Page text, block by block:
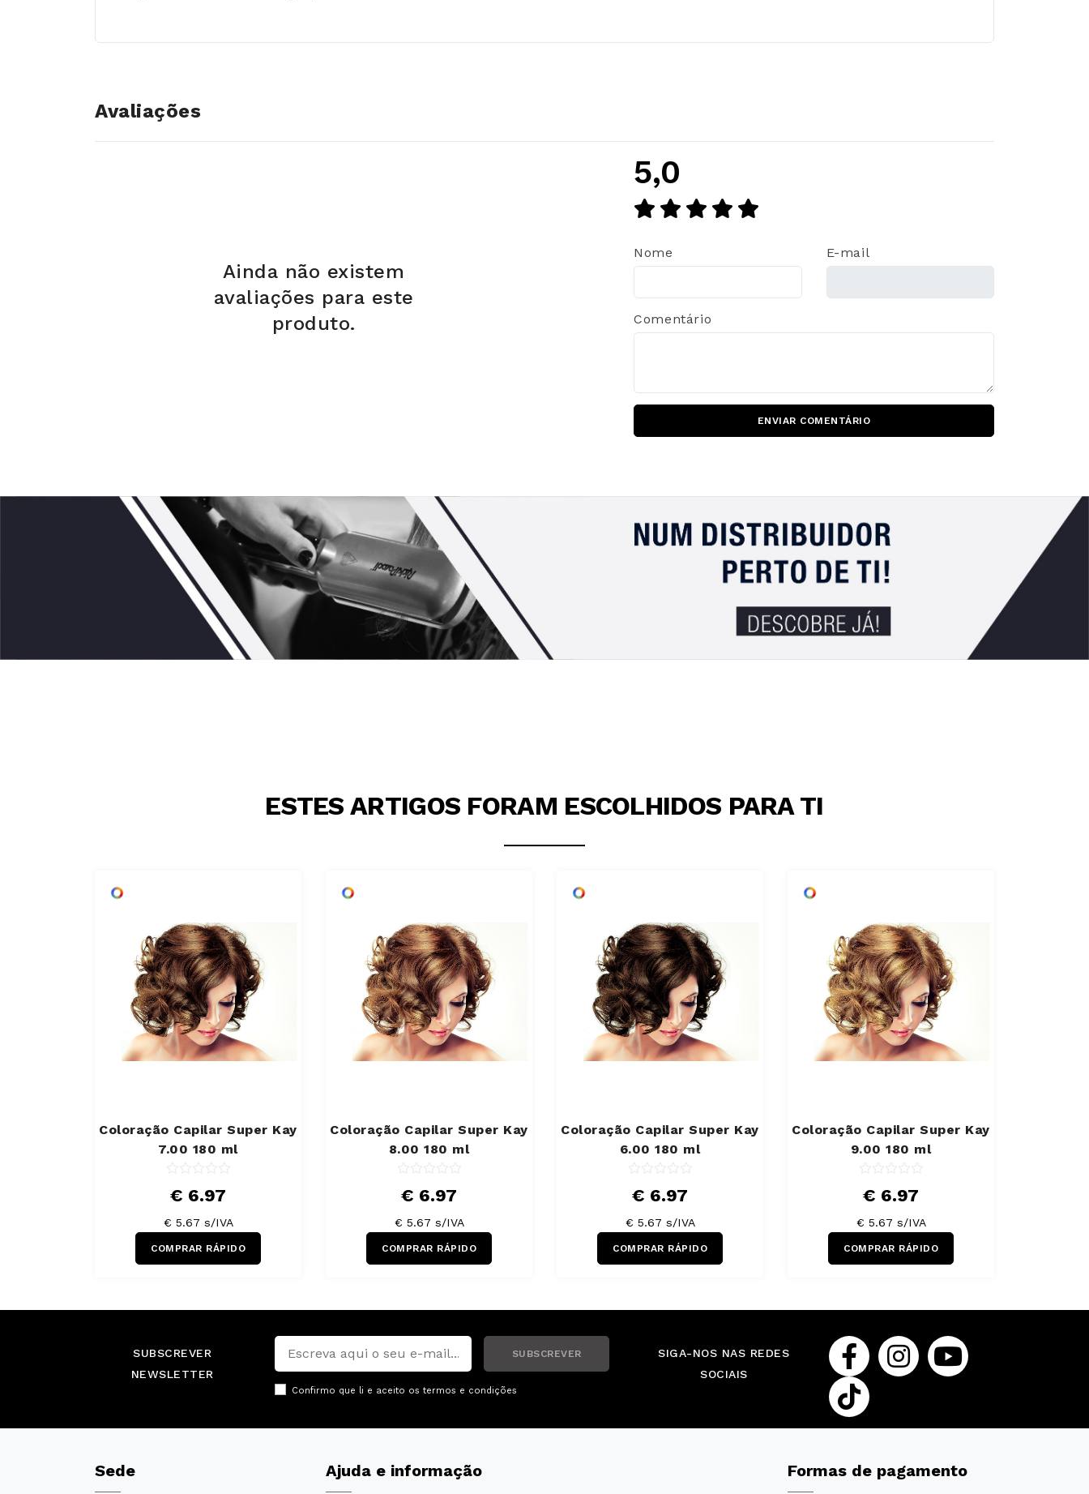
Avaliações
Ainda não existem
avaliações para este
produto.
5,0
Nome E-mail
Comentário
ENVIAR COMENTÁRIO
ESTES ARTIGOS FORAM ESCOLHIDOS PARA TI
Coloração Capilar Super Kay
7.00 180 ml
€ 6.97
€ 5.67 s/IVA
COMPRAR RÁPIDO
Coloração Capilar Super Kay
8.00 180 ml
€ 6.97
€ 5.67 s/IVA
COMPRAR RÁPIDO
Coloração Capilar Super Kay
6.00 180 ml
€ 6.97
€ 5.67 s/IVA
COMPRAR RÁPIDO
Coloração Capilar Super Kay
9.00 180 ml
€ 6.97
€ 5.67 s/IVA
COMPRAR RÁPIDO
SUBSCREVER
NEWSLETTER
SUBSCREVER
Confirmo que li e aceito os termos e condições
SIGA-NOS NAS REDES
SOCIAIS
Sede Ajuda e informação Formas de pagamento